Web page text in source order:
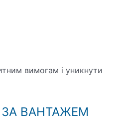
вимогам і уникнути
ЗА ВАНТАЖЕМ